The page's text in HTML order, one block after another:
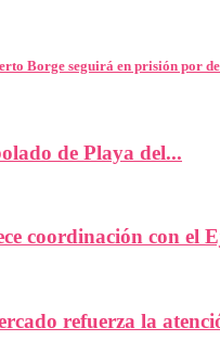
Borge seguirá en prisión por
de Playa del...
coordinación con el
refuerza la